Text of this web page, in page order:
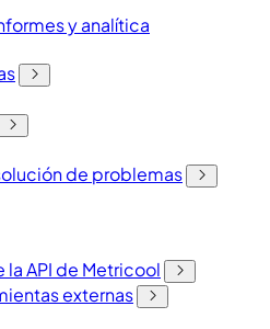
y analítica
de problemas
la API de Metricool
externas